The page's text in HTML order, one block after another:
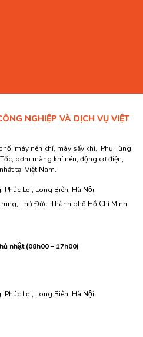
NGHIỆP VÀ DỊCH VỤ VIỆT
máy nén khí, máy sấy khí, Phụ Tùng
bơm màng khí nén, động cơ điện,
tại Việt Nam.
Phúc Lợi, Long Biên, Hà Nội
Thủ Đức, Thành phố Hồ Chí Minh
nhật (08h00 – 17h00)
Phúc Lợi, Long Biên, Hà Nội